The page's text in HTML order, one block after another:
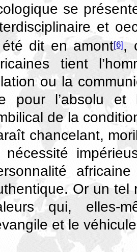
se
et
dit en amont[6],
tient
ou la
pour l’absolu
de la
chancelant,
nécessité
Or un tel
qui, elles-
et le